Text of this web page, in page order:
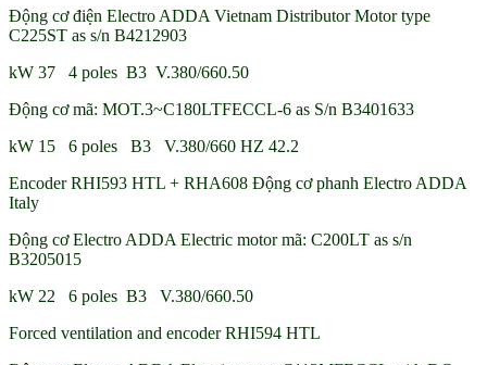
Động cơ điện Electro ADDA Vietnam Distributor Motor type
C225ST as s/n B4212903
kW 37 4 poles B3 V.380/660.50
Động cơ mã: MOT.3~C180LTFECCL-6 as S/n B3401633
kW 15 6 poles B3 V.380/660 HZ 42.2
Encoder RHI593 HTL + RHA608 Động cơ phanh Electro ADDA
Italy
Động cơ Electro ADDA Electric motor mã: C200LT as s/n
B3205015
kW 22 6 poles B3 V.380/660.50
Forced ventilation and encoder RHI594 HTL